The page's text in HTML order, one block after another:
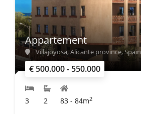
€ 500.000 - 550.000
Appartement
Villajoyosa, Alicante province, Spain
3 2 83 - 84m2